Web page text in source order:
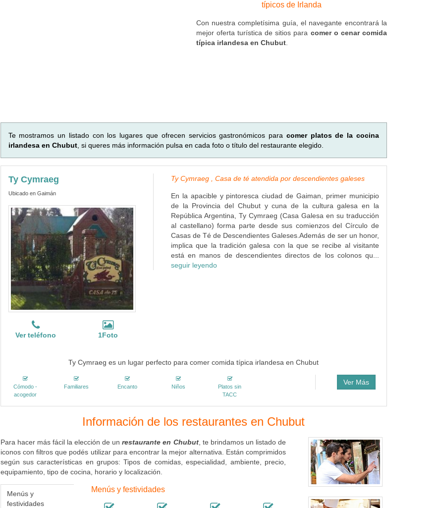
típicos de Irlanda
Con nuestra completísima guía, el navegante encontrará la
mejor oferta turística de sitios para comer o cenar comida
típica irlandesa en Chubut.
Te mostramos un listado con los lugares que ofrecen servicios gastronómicos para comer platos de la cocina
irlandesa en Chubut, si queres más información pulsa en cada foto o título del restaurante elegido.
Ty Cymraeg
Ubicado en Gaimán
Ver teléfono 1Foto
Ty Cymraeg , Casa de té atendida por descendientes galeses
En la apacible y pintoresca ciudad de Gaiman, primer municipio
de la Provincia del Chubut y cuna de la cultura galesa en la
República Argentina, Ty Cymraeg (Casa Galesa en su traducción
al castellano) forma parte desde sus comienzos del Círculo de
Casas de Té de Descendientes Galeses.Además de ser un honor,
implica que la tradición galesa con la que se recibe al visitante
está en manos de descendientes directos de los colonos qu...
seguir leyendo
Ty Cymraeg es un lugar perfecto para comer comida típica irlandesa en Chubut
Cómodo -
acogedor
Familiares Encanto Niños
Platos sin
TACC
Ver Más
Información de los restaurantes en Chubut
Para hacer más fácil la elección de unrestaurante en Chubut, te brindamos un listado de
iconos con filtros que podés utilizar para encontrar la mejor alternativa. Están comprimidos
según sus características en grupos: Tipos de comidas, especialidad, ambiente, precio,
equipamiento, tipo de cocina, horario y localización.
Menús y
festividades
Menús y festividades